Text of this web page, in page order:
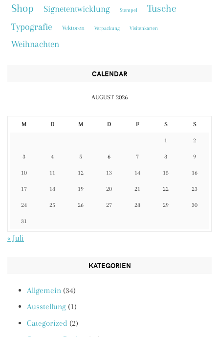
Shop Signetentwicklung Stempel Tusche
Typografie Vektoren Verpackung Visitenkarten
Weihnachten
CALENDAR
AUGUST 2026
M D M D F S S
1 2
3 4 5 6 7 8 9
10 11 12 13 14 15 16
17 18 19 20 21 22 23
24 25 26 27 28 29 30
31
« Juli
KATEGORIEN
Allgemein (34)
Ausstellung (1)
Categorized (2)